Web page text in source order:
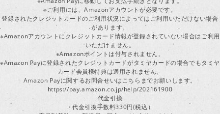
※ご利用には、Amazonアカウントが必要です。
登録されたクレジットカードのご利用状況によってはご利用いただけない場合
があります。
※Amazonアカウントにクレジットカード情報が登録されていない場合はご利用
いただけません。
※Amazonポイントは付与されません。
※Amazon Payに登録されたクレジットカードがタミヤカードの場合でもタミヤ
カード会員様特典は適用されません。
Amazon Payに関するお問合せいはこちらまでお願いします。
https://pay.amazon.co.jp/help/202161900
代金引換
・代金引換手数料330円(税込）